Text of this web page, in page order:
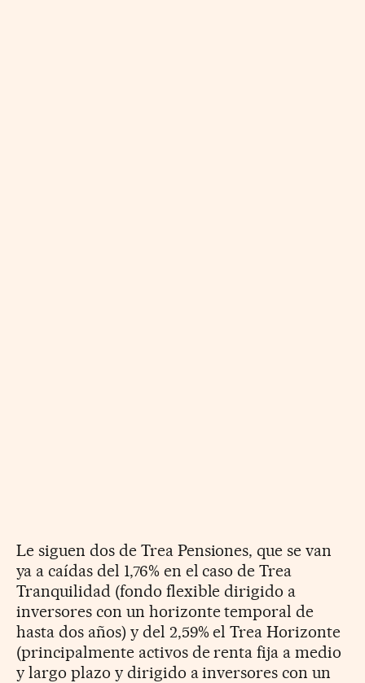
Le siguen dos de Trea Pensiones, que se van
ya a caídas del 1,76% en el caso de Trea
Tranquilidad (fondo flexible dirigido a
inversores con un horizonte temporal de
hasta dos años) y del 2,59% el Trea Horizonte
(principalmente activos de renta fija a medio
y largo plazo y dirigido a inversores con un